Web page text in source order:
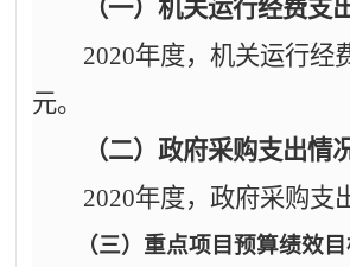
（一）机关运行经费支
2020年度，机关运行经
元。
（二）政府采购支出情
2020年度，政府采购支
（三） 重点项目预算绩效